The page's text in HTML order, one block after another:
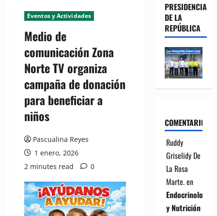
Eventos y Actividades
Medio de
comunicación Zona
Norte TV organiza
campaña de donación
para beneficiar a
niños
Pascualina Reyes
1 enero, 2026
2 minutes read
0
PRESIDENCIA
DE LA
REPÚBLICA
COMENTARIOS
Ruddy
Griselidy De
La Rosa
Marte.en
Endocrinología
y Nutrición